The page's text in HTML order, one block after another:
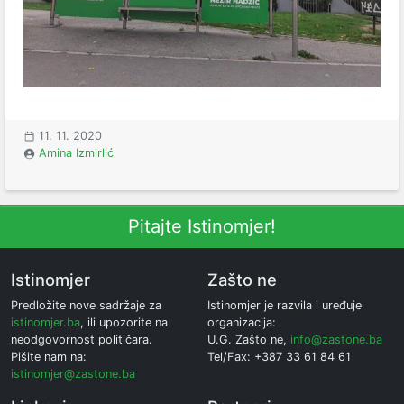
11. 11. 2020
Amina Izmirlić
Pitajte Istinomjer!
Istinomjer
Predložite nove sadržaje za
istinomjer.ba, ili upozorite na
neodgovornost političara.
Pišite nam na:
istinomjer@zastone.ba
Zašto ne
Istinomjer je razvila i uređuje
organizacija:
U.G. Zašto ne, info@zastone.ba
Tel/Fax: +387 33 61 84 61